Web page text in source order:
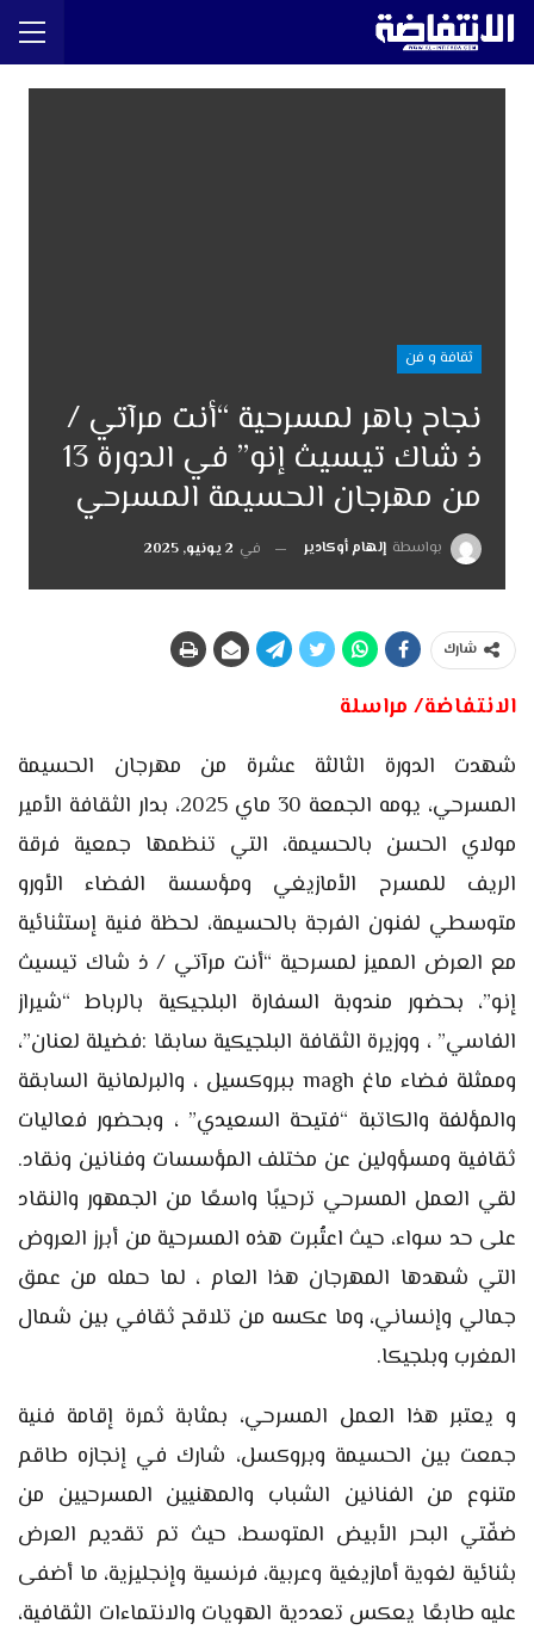
ثقافة و فن
نجاح باهر لمسرحية “أنت مرآتي /
ذ شاك تيسيث إنو” في الدورة 13
من مهرجان الحسيمة المسرحي
بواسطة إلهام أوكادير في 2 يونيو, 2025
شارك
الانتفاضة/ مراسلة
شهدت الدورة الثالثة عشرة من مهرجان الحسيمة
المسرحي، يومه الجمعة 30 ماي 2025، بدار الثقافة الأمير
مولاي الحسن بالحسيمة، التي تنظمها جمعية فرقة
الريف للمسرح الأمازيغي ومؤسسة الفضاء الأورو
متوسطي لفنون الفرجة بالحسيمة، لحظة فنية إستثنائية
مع العرض المميز لمسرحية “أنت مرآتي / ذ شاك تيسيث
إنو”، بحضور مندوبة السفارة البلجيكية بالرباط “شيراز
الفاسي” ، ووزيرة الثقافة البلجيكية سابقا :فضيلة لعنان”،
وممثلة فضاء ماغ magh ببروكسيل ، والبرلمانية السابقة
والمؤلفة والكاتبة “فتيحة السعيدي” ، وبحضور فعاليات
ثقافية ومسؤولين عن مختلف المؤسسات وفنانين ونقاد.
لقي العمل المسرحي ترحيبًا واسعًا من الجمهور والنقاد
على حد سواء، حيث اعتُبرت هذه المسرحية من أبرز العروض
التي شهدها المهرجان هذا العام ، لما حمله من عمق
جمالي وإنساني، وما عكسه من تلاقح ثقافي بين شمال
المغرب وبلجيكا.
و يعتبر هذا العمل المسرحي، بمثابة ثمرة إقامة فنية
جمعت بين الحسيمة وبروكسل، شارك في إنجازه طاقم
متنوع من الفنانين الشباب والمهنيين المسرحيين من
ضفّتي البحر الأبيض المتوسط، حيث تم تقديم العرض
بثنائية لغوية أمازيغية وعربية، فرنسية وإنجليزية، ما أضفى
عليه طابعًا يعكس تعددية الهويات والانتماءات الثقافية،